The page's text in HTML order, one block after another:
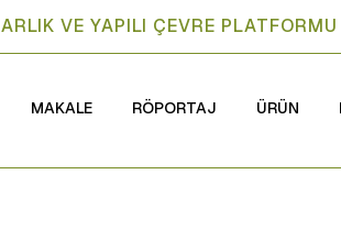
VE YAPILI ÇEVRE PLATFORMU
MAKALE RÖPORTAJ ÜRÜN